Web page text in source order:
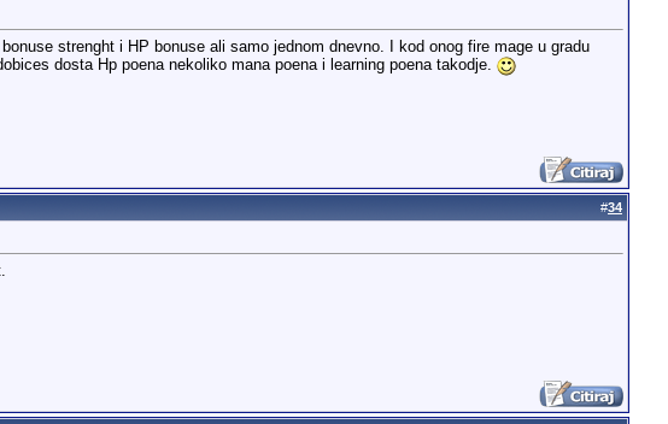
strenght i HP bonuse ali samo jednom dnevno. I kod onog fire mage u gradu
dosta Hp poena nekoliko mana poena i learning poena takodje.
#34